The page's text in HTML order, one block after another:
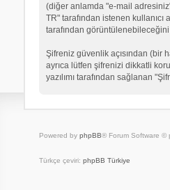
(diğer anlamda "e-mail
TR" tarafından istenen
tarafından görüntülenebileceğini
Şifreniz güvenlik açısından (bir
ayrıca lütfen şifrenizi dikkatli
yazılımı tarafından sağlanan
Powered by phpBB® Forum Software ©
Türkçe çeviri: phpBB Türkiye